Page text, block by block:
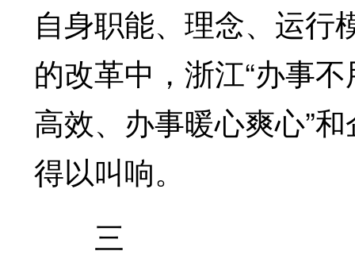
自身职能、理念、运行
的改革中，浙江“办事
高效、办事暖心爽心”
得以叫响。
三